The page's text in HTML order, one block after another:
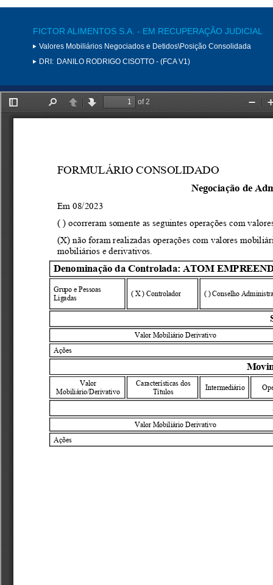
FICTOR ALIMENTOS S.A. - EM RECUPERAÇÃO JUDICIAL
Valores Mobiliários Negociados e Detidos\Posição Consolidada
DRI: DANILO RODRIGO CISOTTO - (FCA V1)